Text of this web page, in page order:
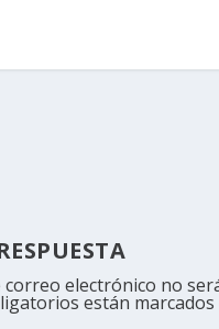
correo electrónico no
están